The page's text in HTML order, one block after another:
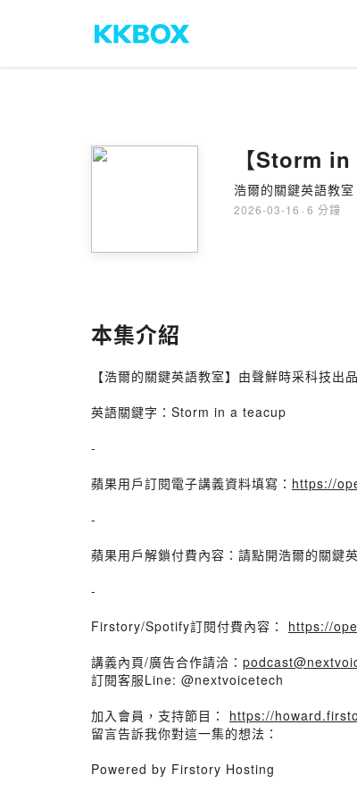
【Storm in
浩爾的關鍵英語教室
2026-03-16 · 6 分鐘
本集介紹
【浩爾的關鍵英語教室】由聲鮮時采科技出品
英語關鍵字：Storm in a teacup
-
蘋果用戶訂閱電子講義資料填寫： https://
-
蘋果用戶解鎖付費內容：請點開浩爾的關鍵
-
Firstory/Spotify訂閱付費內容： https://
講義內頁/廣告合作請洽：
訂閱客服Line: @nextvoicetech
加入會員，支持節目： https://
留言告訴我你對這一集的想法：
Powered by Firstory Hosting